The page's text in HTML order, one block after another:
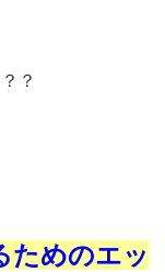
？
ためのエッ